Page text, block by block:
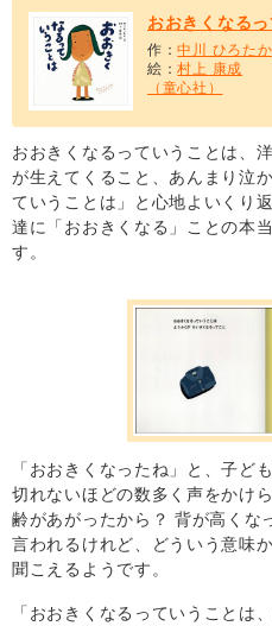
おおきくなる
作：中川 ひろたか
絵：村上 康成
（童心社）
おおきくなるっていうことは、
が生えてくること、あんまり泣
ていうことは」と心地よいくり
達に「おおきくなる」ことの本
す。
「おおきくなったね」と、子ど
切れないほどの数多く声をかけ
齢があがったから？ 背が高くな
言われるけれど、どういう意味
聞こえるようです。
「おおきくなるっていうこと